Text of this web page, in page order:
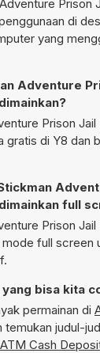
Prison
di
yang
Adventure
Prison
gratis di Y8 dan
full
Prison
full screen
yang bisa kita
permainan di
temukan judul-
ATM Cash